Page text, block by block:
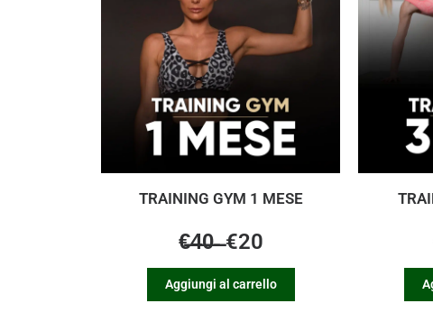
TRAINING GYM 1 MESE
€̶4̶0̶ ̶ €20
Aggiungi al carrello